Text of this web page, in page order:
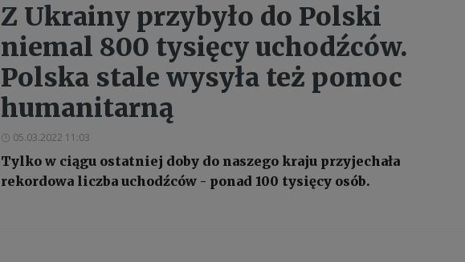
Z Ukrainy przybyło do Polski
niemal 800 tysięcy uchodźców.
Polska stale wysyła też pomoc
humanitarną
05.03.2022 11:03
Tylko w ciągu ostatniej doby do naszego kraju przyjechała
rekordowa liczba uchodźców - ponad 100 tysięcy osób.